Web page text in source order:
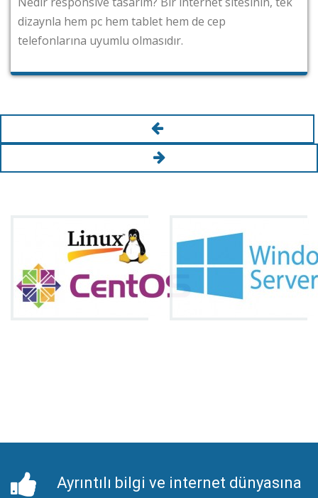
hem pc hem tablet hem de cep
uyumlu olmasıdır.
Ayrıntılı bilgi ve internet dünyasına